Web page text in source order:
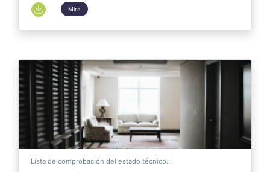
Mira
Lista de comprobación del estado técnico...